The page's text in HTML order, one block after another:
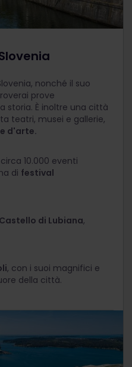
nonché il suo
prove
storia. È inoltre una città
teatri, musei e gallerie,
d'arte.
10.000 eventi
di festival
Castello di Lubiana,
, con i suoi magnifici e
della città.